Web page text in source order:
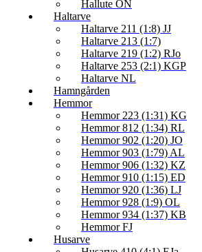
Hallute ON
Haltarve
Haltarve 211 (1:8) JJ
Haltarve 213 (1:7)
Haltarve 219 (1:2) RJo
Haltarve 253 (2:1) KGP
Haltarve NL
Hamngården
Hemmor
Hemmor 223 (1:31) KG
Hemmor 812 (1:34) RL
Hemmor 902 (1:20) JO
Hemmor 903 (1:79) AL
Hemmor 906 (1:32) KZ
Hemmor 910 (1:15) ED
Hemmor 920 (1:36) LJ
Hemmor 928 (1:9) OL
Hemmor 934 (1:37) KB
Hemmor FJ
Husarve